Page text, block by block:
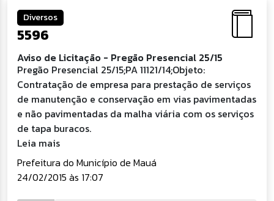
Diversos
5596
Aviso de Licitação - Pregão Presencial 25/15
Pregão Presencial 25/15;PA 11121/14;Objeto:
Contratação de empresa para prestação de serviços
de manutenção e conservação em vias pavimentadas
e não pavimentadas da malha viária com os serviços
de tapa buracos.
Leia mais
Prefeitura do Município de Mauá
24/02/2015 às 17:07